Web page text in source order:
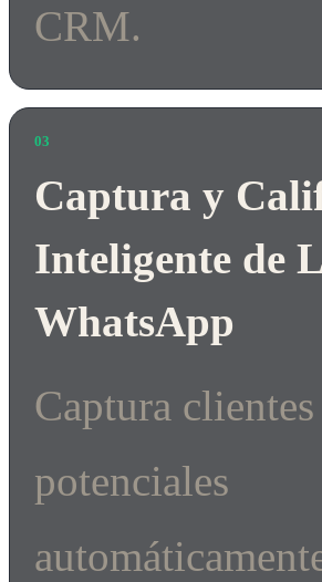
CRM.
03
Captura y
Inteligente de
WhatsApp
Captura clientes
potenciales